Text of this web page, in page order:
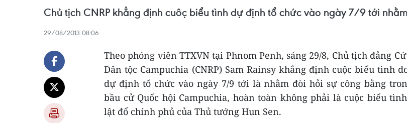
Chủ tịch CNRP khẳng định cuộc biểu tình dự định tổ chức vào ngày 7/9 tới
29/08/2013 08:06
Theo phóng viên TTXVN tại Phnom Penh, sáng 29/8, Chủ tịch đảng
Dân tộc Campuchia (CNRP) Sam Rainsy khẳng định cuộc biểu tình
dự định tổ chức vào ngày 7/9 tới là nhằm đòi hỏi sự công bằng
bầu cử Quốc hội Campuchia, hoàn toàn không phải là cuộc biểu
lật đổ chính phủ của Thủ tướng Hun Sen.